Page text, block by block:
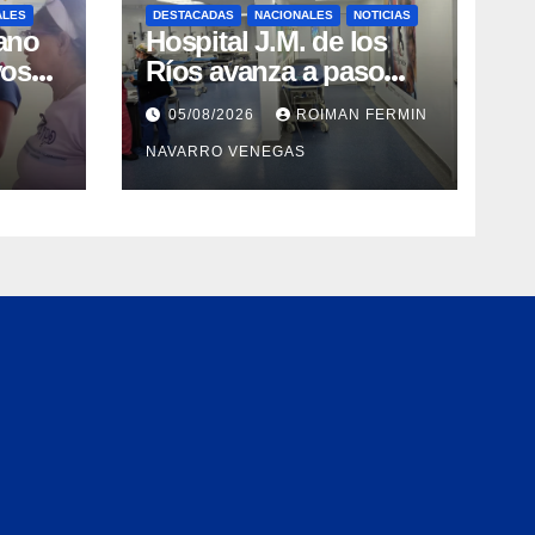
y
DESTACADAS NACIONALES NOTICIAS
Hospital J.M. de los
Ríos avanza a paso
firme en su
recuperación tras los
recientes eventos
sísmicos
05/08/2026 ROIMAN FERMIN
NAVARRO VENEGAS